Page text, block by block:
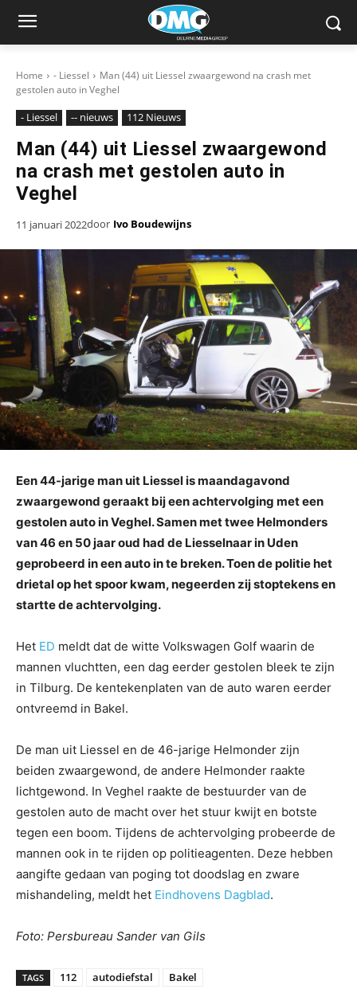
Home - Liessel
Man (44) uit Liessel zwaargewond na crash met
gestolen auto in Veghel
- Liessel -- nieuws 112 Nieuws
Man (44) uit Liessel zwaargewond
na crash met gestolen auto in
Veghel
11 januari 2022door Ivo Boudewijns
Een 44-jarige man uit Liessel is maandagavond
zwaargewond geraakt bij een achtervolging met een
gestolen auto in Veghel. Samen met twee Helmonders
van 46 en 50 jaar oud had de Liesselnaar in Uden
geprobeerd in een auto in te breken. Toen de politie het
drietal op het spoor kwam, negeerden zij stoptekens en
startte de achtervolging.
Het ED meldt dat de witte Volkswagen Golf waarin de
mannen vluchtten, een dag eerder gestolen bleek te zijn
in Tilburg. De kentekenplaten van de auto waren eerder
ontvreemd in Bakel.
De man uit Liessel en de 46-jarige Helmonder zijn
beiden zwaargewond, de andere Helmonder raakte
lichtgewond. In Veghel raakte de bestuurder van de
gestolen auto de macht over het stuur kwijt en botste
tegen een boom. Tijdens de achtervolging probeerde de
mannen ook in te rijden op politieagenten. Deze hebben
aangifte gedaan van poging tot doodslag en zware
mishandeling, meldt het Eindhovens Dagblad.
Foto: Persbureau Sander van Gils
TAGS 112 autodiefstal
Bakel